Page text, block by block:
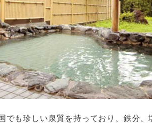
も珍しい泉質を持っており、鉄分、